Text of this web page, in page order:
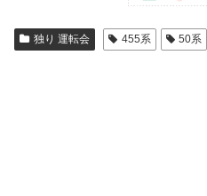
独り 運転会 455系 50系